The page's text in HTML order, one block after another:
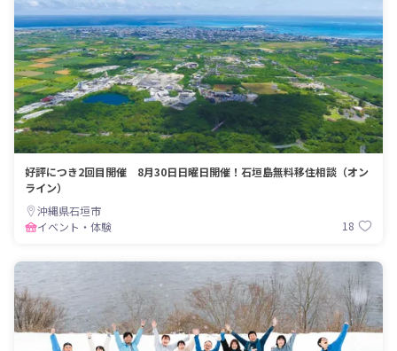
好評につき2回目開催 8月30日日曜日開催！石垣島無料移住相談（オン
ライン）
沖縄県石垣市
イベント・体験
18